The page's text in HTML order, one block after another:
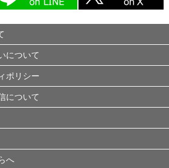
について
ポリシー
について
へ